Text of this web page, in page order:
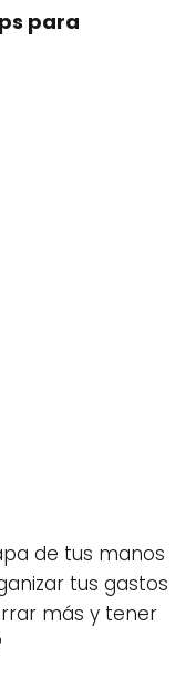
para
de tus manos
tus gastos
más y tener